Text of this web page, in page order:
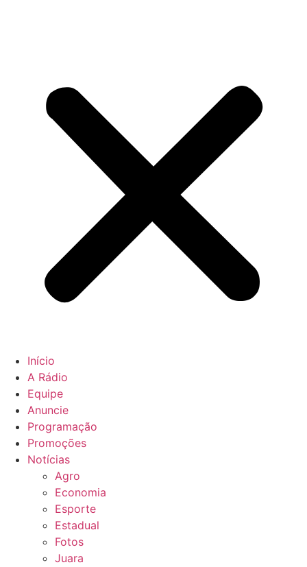
Início
A Rádio
Equipe
Anuncie
Programação
Promoções
Notícias
Agro
Economia
Esporte
Estadual
Fotos
Juara